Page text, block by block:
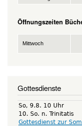
Öffnungszeiten
Mittwoch
Gottesdienste
So, 9.8. 10 Uhr
10. So. n. Trinitatis
Gottesdienst zur